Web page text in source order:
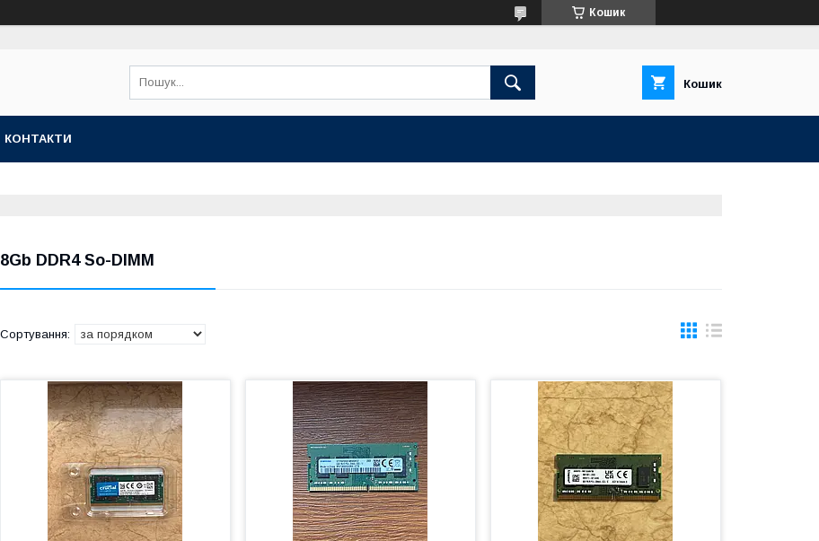
Кошик
Кошик
КОНТАКТИ
8Gb DDR4 So-DIMM